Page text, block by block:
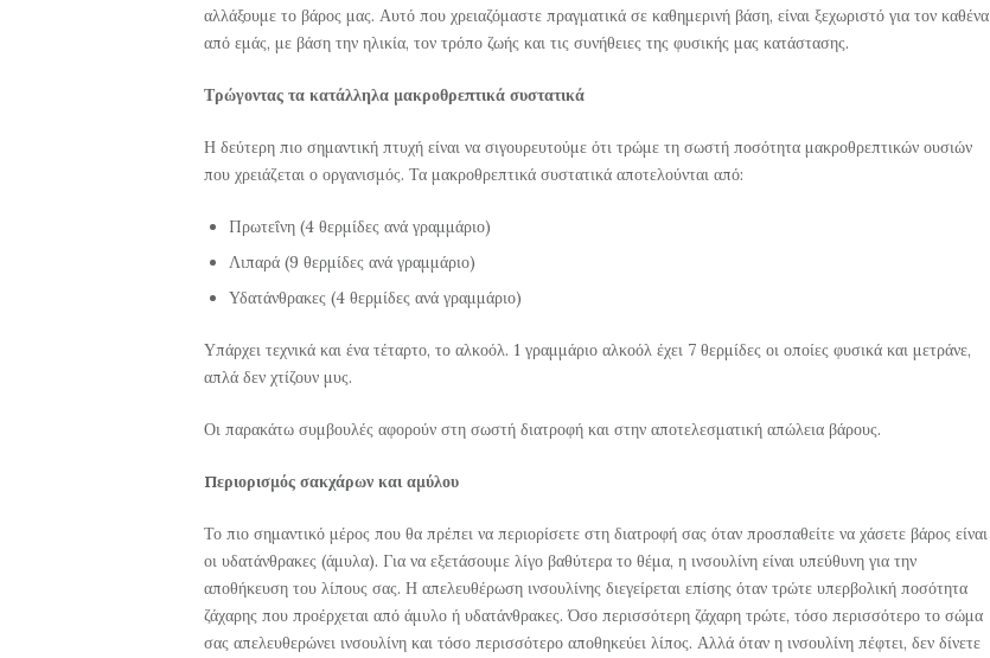
αλλάξουμε το βάρος μας. Αυτό που χρειαζόμαστε πραγματικά σε καθημερινή βάση, είναι ξεχωριστό για τον καθένα
από εμάς, με βάση την ηλικία, τον τρόπο ζωής και τις συνήθειες της φυσικής μας κατάστασης.
Τρώγοντας τα κατάλληλα μακροθρεπτικά συστατικά
Η δεύτερη πιο σημαντική πτυχή είναι να σιγουρευτούμε ότι τρώμε τη σωστή ποσότητα μακροθρεπτικών ουσιών
που χρειάζεται ο οργανισμός. Τα μακροθρεπτικά συστατικά αποτελούνται από:
Πρωτεΐνη (4 θερμίδες ανά γραμμάριο)
Λιπαρά (9 θερμίδες ανά γραμμάριο)
Υδατάνθρακες (4 θερμίδες ανά γραμμάριο)
Υπάρχει τεχνικά και ένα τέταρτο, το αλκοόλ. 1 γραμμάριο αλκοόλ έχει 7 θερμίδες οι οποίες φυσικά και μετράνε,
απλά δεν χτίζουν μυς.
Οι παρακάτω συμβουλές αφορούν στη σωστή διατροφή και στην αποτελεσματική απώλεια βάρους.
Περιορισμός σακχάρων και αμύλου
Το πιο σημαντικό μέρος που θα πρέπει να περιορίσετε στη διατροφή σας όταν προσπαθείτε να χάσετε βάρος είναι
οι υδατάνθρακες (άμυλα). Για να εξετάσουμε λίγο βαθύτερα το θέμα, η ινσουλίνη είναι υπεύθυνη για την
αποθήκευση του λίπους σας. Η απελευθέρωση ινσουλίνης διεγείρεται επίσης όταν τρώτε υπερβολική ποσότητα
ζάχαρης που προέρχεται από άμυλο ή υδατάνθρακες. Όσο περισσότερη ζάχαρη τρώτε, τόσο περισσότερο το σώμα
σας απελευθερώνει ινσουλίνη και τόσο περισσότερο αποθηκεύει λίπος. Αλλά όταν η ινσουλίνη πέφτει, δεν δίνετε